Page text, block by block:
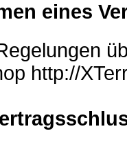
eines
http://